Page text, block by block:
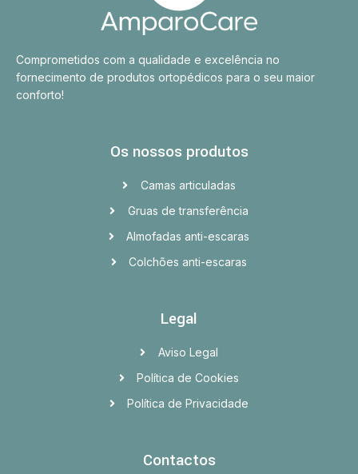
Comprometidos com a qualidade e excelência no
fornecimento de produtos ortopédicos para o seu maior
conforto!
Os nossos produtos
Camas articuladas
Gruas de transferência
Almofadas anti-escaras
Colchões anti-escaras
Legal
Aviso Legal
Política de Cookies
Política de Privacidade
Contactos